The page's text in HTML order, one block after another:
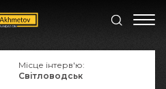
Місце інтерв'ю:
Світловодськ